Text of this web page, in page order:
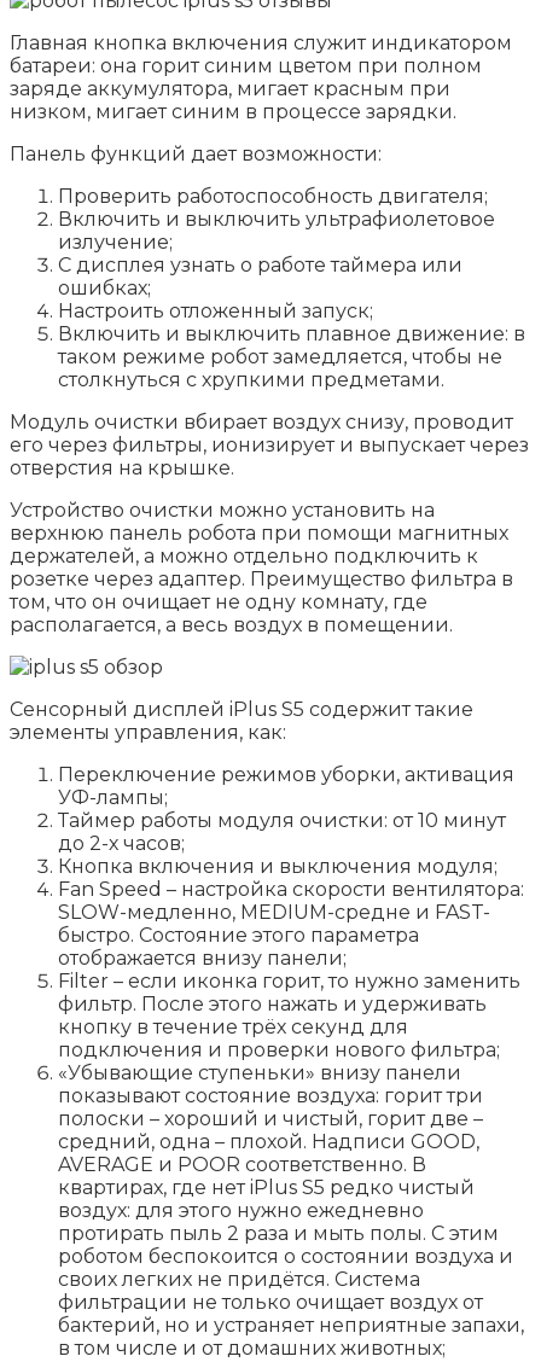
Главная кнопка включения служит индикатором
батареи: она горит синим цветом при полном
заряде аккумулятора, мигает красным при
низком, мигает синим в процессе зарядки.
Панель функций дает возможности:
Проверить работоспособность двигателя;
Включить и выключить ультрафиолетовое
излучение;
С дисплея узнать о работе таймера или
ошибках;
Настроить отложенный запуск;
Включить и выключить плавное движение: в
таком режиме робот замедляется, чтобы не
столкнуться с хрупкими предметами.
Модуль очистки вбирает воздух снизу, проводит
его через фильтры, ионизирует и выпускает через
отверстия на крышке.
Устройство очистки можно установить на
верхнюю панель робота при помощи магнитных
держателей, а можно отдельно подключить к
розетке через адаптер. Преимущество фильтра в
том, что он очищает не одну комнату, где
располагается, а весь воздух в помещении.
Сенсорный дисплей iPlus S5 содержит такие
элементы управления, как:
Переключение режимов уборки, активация
УФ-лампы;
Таймер работы модуля очистки: от 10 минут
до 2-х часов;
Кнопка включения и выключения модуля;
Fan Speed – настройка скорости вентилятора:
SLOW-медленно, MEDIUM-средне и FAST-
быстро. Состояние этого параметра
отображается внизу панели;
Filter – если иконка горит, то нужно заменить
фильтр. После этого нажать и удерживать
кнопку в течение трёх секунд для
подключения и проверки нового фильтра;
«Убывающие ступеньки» внизу панели
показывают состояние воздуха: горит три
полоски – хороший и чистый, горит две –
средний, одна – плохой. Надписи GOOD,
AVERAGE и POOR соответственно. В
квартирах, где нет iPlus S5 редко чистый
воздух: для этого нужно ежедневно
протирать пыль 2 раза и мыть полы. С этим
роботом беспокоится о состоянии воздуха и
своих легких не придётся. Система
фильтрации не только очищает воздух от
бактерий, но и устраняет неприятные запахи,
в том числе и от домашних животных;